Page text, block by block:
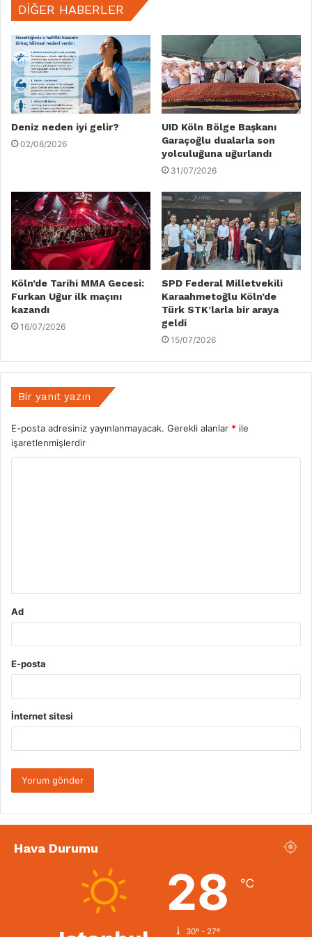
DIĞER HABERLER
Deniz neden iyi gelir?
02/08/2026
UID Köln Bölge Başkanı
Garaçoğlu dualarla son
yolculuğuna uğurlandı
31/07/2026
Köln’de Tarihi MMA Gecesi:
Furkan Uğur ilk maçını
kazandı
16/07/2026
SPD Federal Milletvekili
Karaahmetoğlu Köln’de
Türk STK’larla bir araya
geldi
15/07/2026
Bir yanıt yazın
E-posta adresiniz yayınlanmayacak. Gerekli alanlar * ile
işaretlenmişlerdir
Ad
E-posta
İnternet sitesi
Hava Durumu
28 ℃
30º - 27º